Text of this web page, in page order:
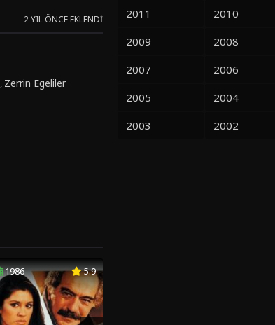
2 YIL ÖNCE EKLENDI
, Zerrin Egeliler
1986 5.9
2011
2010
2009
2008
2007
2006
2005
2004
2003
2002